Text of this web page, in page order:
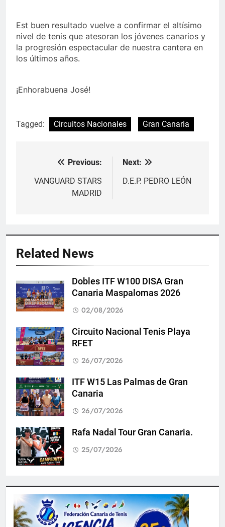
Est buen resultado vuelve a confirmar el altísimo
nivel de tenis que atesoran los jóvenes canarios y
la progresión espectacular de nuestra cantera en
los últimos años.
¡Enhorabuena José!
Tagged: Circuitos Nacionales Gran Canaria
Navegación
de
Previous:
VANGUARD STARS
MADRID
Next:
D.E.P. PEDRO LEÓN
Related News
Dobles ITF W100 DISA Gran
Canaria Maspalomas 2026
02/08/2026
Circuito Nacional Tenis Playa
RFET
26/07/2026
ITF W15 Las Palmas de Gran
Canaria
26/07/2026
Rafa Nadal Tour Gran Canaria.
25/07/2026